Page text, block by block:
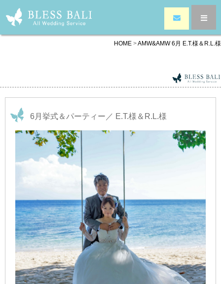
HOME >AMW&AMW 6月 E.T.様＆R.L.様
6月挙式＆パーティー／ E.T.様＆R.L.様